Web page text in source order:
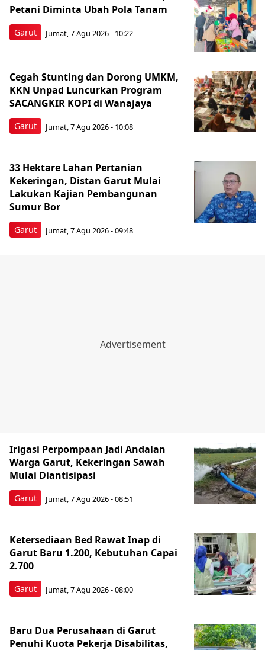
Garut
Petani Diminta Ubah Pola Tanam
Jumat, 7 Agu 2026 - 10:22
Garut
Cegah Stunting dan Dorong UMKM,
KKN Unpad Luncurkan Program
SACANGKIR KOPI di Wanajaya
Jumat, 7 Agu 2026 - 10:08
Garut
33 Hektare Lahan Pertanian
Kekeringan, Distan Garut Mulai
Lakukan Kajian Pembangunan
Sumur Bor
Jumat, 7 Agu 2026 - 09:48
Garut
Irigasi Perpompaan Jadi Andalan
Warga Garut, Kekeringan Sawah
Mulai Diantisipasi
Jumat, 7 Agu 2026 - 08:51
Garut
Ketersediaan Bed Rawat Inap di
Garut Baru 1.200, Kebutuhan Capai
2.700
Jumat, 7 Agu 2026 - 08:00
Baru Dua Perusahaan di Garut
Penuhi Kuota Pekerja Disabilitas,